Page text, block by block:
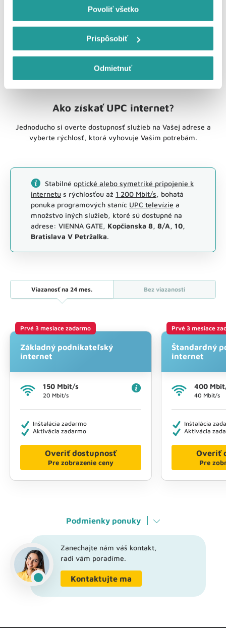
Povoliť všetko
Prispôsobiť
Odmietnuť
Ako získať UPC internet?
Jednoducho si overte dostupnosť služieb na Vašej adrese a
vyberte rýchlosť, ktorá vyhovuje Vašim potrebám.
Stabilné optické alebo symetriké pripojenie k
internetu s rýchlosťou až 1 200 Mbit/s, bohatá
ponuka programových staníc UPC televízie a
množstvo iných služieb, ktoré sú dostupné na
adrese: VIENNA GATE, Kopčianska 8, 8/A, 10,
Bratislava V Petržalka.
Viazanosť na 24 mes. Bez viazanosti
Prvé 3 mesiace zadarmo
Základný podnikateľský
internet
150 Mbit/s
20 Mbit/s
Inštalácia zadarmo
Aktivácia zadarmo
Overiť dostupnosť
Pre zobrazenie ceny
Prvé 3 mesiace
Štandardný
internet
400
40 Mbit/s
Inštalácia
Aktivácia
Overiť
Pre
Podmienky ponuky
Zanechajte nám váš kontakt,
radi vám poradíme.
Kontaktujte ma